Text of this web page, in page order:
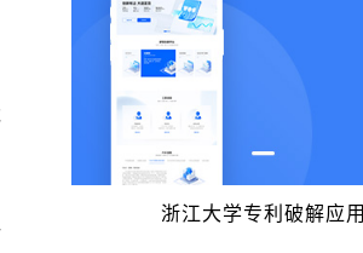
浙江大学专利破解应用